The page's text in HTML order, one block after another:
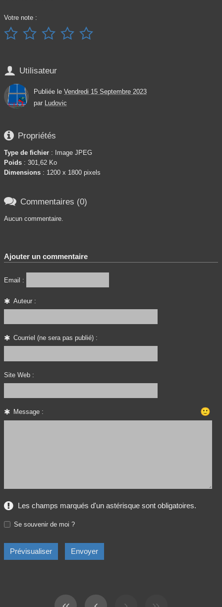
Votre note :
    
 Utilisateur
Publiée le Vendredi 15 Septembre 2023
par Ludovic
 Propriétés
Type de fichier : Image JPEG
Poids : 301,62 Ko
Dimensions : 1200 x 1800 pixels
 Commentaires (0)
Aucun commentaire.
Ajouter un commentaire
Email :
Auteur :
Courriel (ne sera pas publié) :
Site Web :
Message : 🙂
Les champs marqués d'un astérisque sont obligatoires.
Se souvenir de moi ?